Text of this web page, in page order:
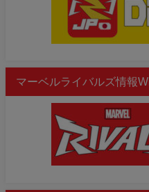
マーベルライバルズ情報